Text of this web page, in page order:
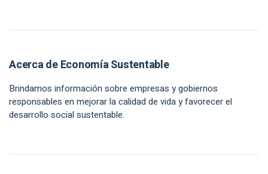
Acerca de Economía Sustentable
Brindamos información sobre empresas y gobiernos
responsables en mejorar la calidad de vida y favorecer el
desarrollo social sustentable.